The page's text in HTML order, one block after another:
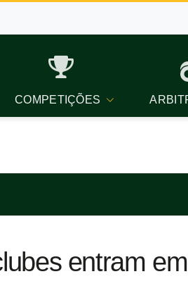
COMPETIÇÕES
entram